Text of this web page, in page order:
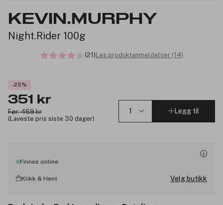
KEVIN.MURPHY
Night.Rider 100g
(21) Les produktanmeldelser (14)
-25%
351 kr
Før: 469 kr
(Laveste pris siste 30 dager)
Legg til
Finnes online
Klikk & Hent Velg butikk